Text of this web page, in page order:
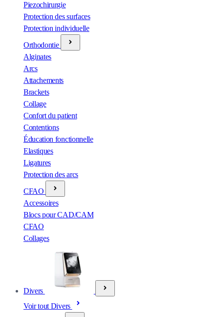
Piezochirurgie
Protection des surfaces
Protection individuelle
Orthodontie
Alginates
Arcs
Attachements
Brackets
Collage
Confort du patient
Contentions
Éducation fonctionnelle
Elastiques
Ligatures
Protection des arcs
CFAO
Accessoires
Blocs pour CAD/CAM
CFAO
Collages
Divers
Voir tout Divers